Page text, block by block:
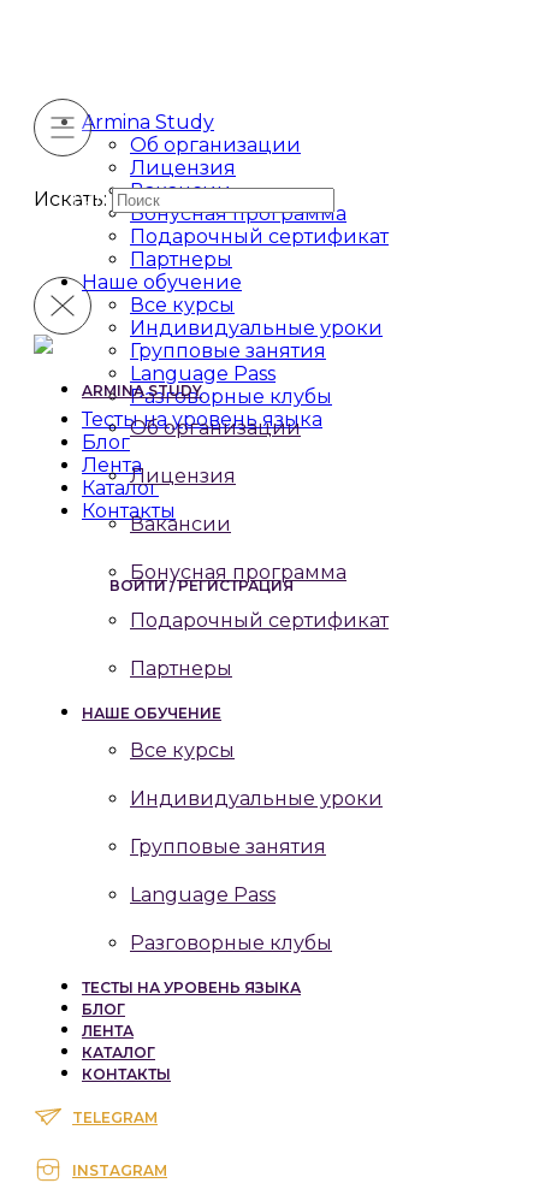
Armina Study
Об организации
Лицензия
Вакансии
Бонусная программа
Подарочный сертификат
Партнеры
Наше обучение
Все курсы
Индивидуальные уроки
Групповые занятия
Language Pass
Разговорные клубы
Тесты на уровень языка
Блог
Лента
Каталог
Контакты
ВОЙТИ / РЕГИСТРАЦИЯ
Искать:
ARMINA STUDY
Об организации
Лицензия
Вакансии
Бонусная программа
Подарочный сертификат
Партнеры
НАШЕ ОБУЧЕНИЕ
Все курсы
Индивидуальные уроки
Групповые занятия
Language Pass
Разговорные клубы
ТЕСТЫ НА УРОВЕНЬ ЯЗЫКА
БЛОГ
ЛЕНТА
КАТАЛОГ
КОНТАКТЫ
TELEGRAM
INSTAGRAM